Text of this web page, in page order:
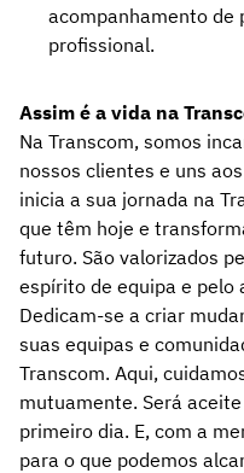
acompanhamento de
profissional.
Assim é a vida na
Na Transcom, somos
nossos clientes e uns
inicia a sua jornada na
que têm hoje e
futuro. São valorizados
espírito de equipa e pelo
Dedicam-se a criar
suas equipas e
Transcom. Aqui,
mutuamente. Será
primeiro dia. E, com a
para o que podemos